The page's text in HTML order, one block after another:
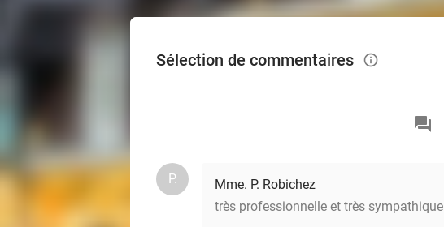
Sélection de commentaires info_outlined
P.
Mme. P. Robichez
très professionnelle et très sympathique